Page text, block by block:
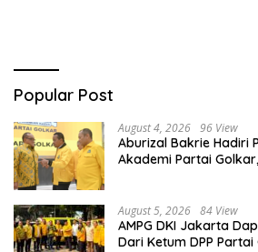
Popular Post
August 4, 2026 96 View
Aburizal Bakrie Hadiri
Akademi Partai
August 5, 2026 84 View
AMPG DKI Jakarta
Dari Ketum DPP